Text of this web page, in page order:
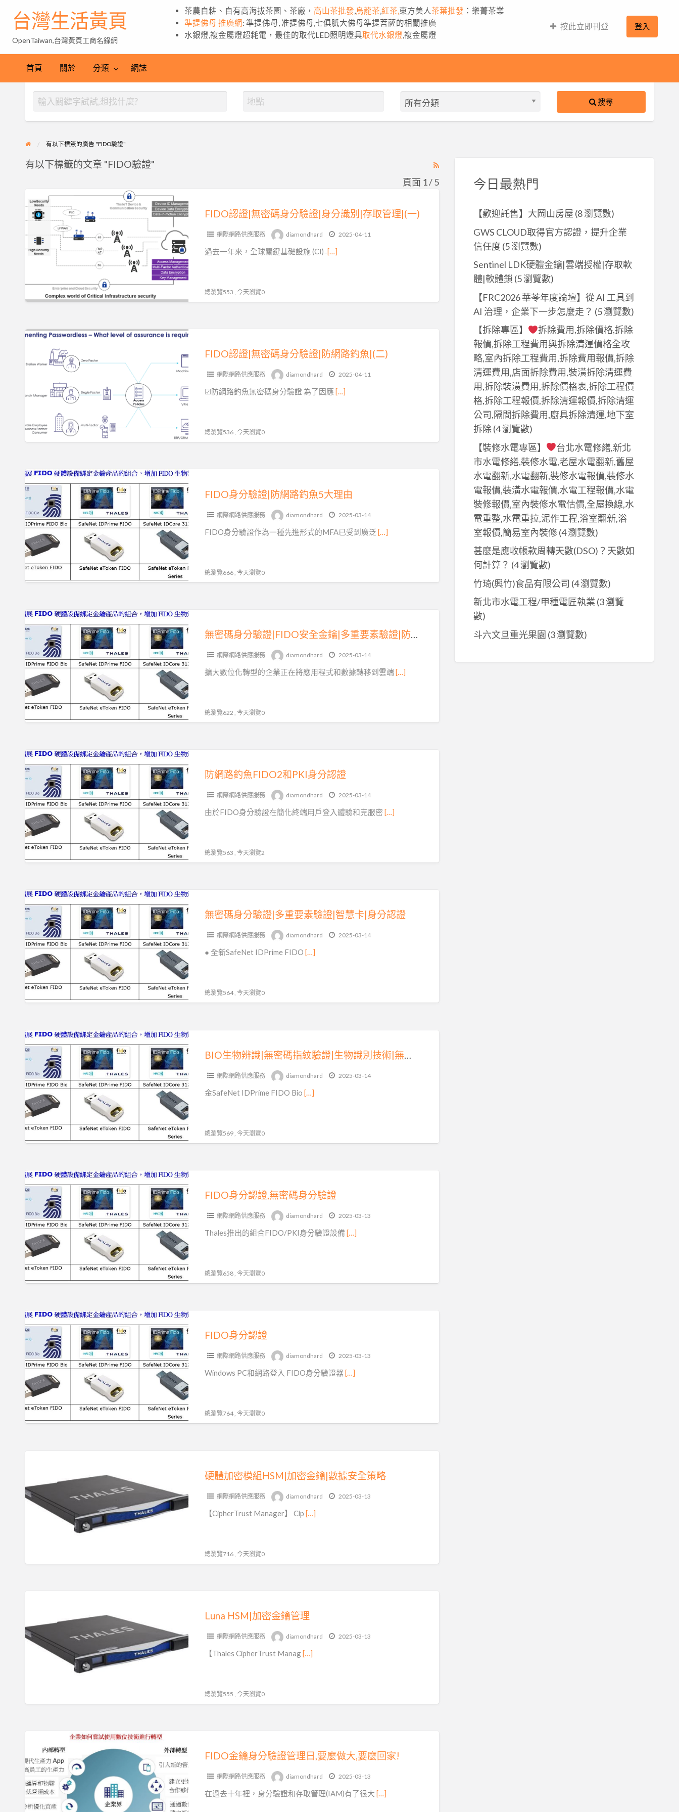
台灣生活黃頁
OpenTaiwan,台灣黃頁工商名錄網
茶農自耕、自有高海拔茶園、茶廠， 高山茶批發 烏龍茶 紅茶, 東方美人 茶葉批發 ：樂菁茶業
準提佛母 推廣網: 準提佛母, 准提佛母,七俱胝大佛母準提菩薩的相關推廣
水銀燈,複金屬燈超耗電，最佳的取代LED照明燈具取代水銀燈 ,複金屬燈
按此立即刊登 登入
首頁 關於 分類 網誌
搜尋
有以下標簽的廣告 "FIDO驗證"
RSS
Feed
有以下標籤的文章 "FIDO驗證"
頁面 1 / 5
認
證|
無
密
驗
身
取
理|
(一)
FIDO認證|無密碼身分驗證|身分識別|存取管理|(一)
網際網路供應服務 diamondhard 2025-04-11
過去一年來，全球關鍵基礎設施 (CI) ̵[…]
總瀏覽553 , 今天瀏覽0
FIDO
證|
分
驗
防
網
路
釣
魚|
(二)
FIDO認證|無密碼身分驗證|防網路釣魚|(二)
網際網路供應服務 diamondhard 2025-04-11
☑防網路釣魚無密碼身分驗證 為了因應 […]
總瀏覽536 , 今天瀏覽0
FIDO
身
分
驗
證|
防
網
路
釣
5
大
理
由
FIDO身分驗證|防網路釣魚5大理由
網際網路供應服務 diamondhard 2025-03-14
FIDO身分驗證作為一種先進形式的MFA已受到廣泛 […]
總瀏覽666 , 今天瀏覽0
無
密
碼
身
分
驗
證|FIDO
安
全
鑰|
多
重
要
素
驗
證|
防
止
路
釣
魚
無密碼身分驗證|FIDO安全金鑰|多重要素驗證|防止網路釣魚
網際網路供應服務 diamondhard 2025-03-14
擴大數位化轉型的企業正在將應用程式和數據轉移到雲端[…]
總瀏覽622 , 今天瀏覽0
防
網
路
釣
魚
FIDO2
和
PKI
身
認
證
防網路釣魚FIDO2和PKI身分認證
網際網路供應服務 diamondhard 2025-03-14
由於FIDO身分驗證在簡化終端用戶登入體驗和克服密 […]
總瀏覽563 , 今天瀏覽2
無
密
碼
身
分
驗
證|
多
重
素
驗
證|
智
慧
卡|
身
分
認
無密碼身分驗證|多重要素驗證|智慧卡|身分認證
網際網路供應服務 diamondhard 2025-03-14
● 全新SafeNet IDPrime FIDO […]
總瀏覽564 , 今天瀏覽0
BIO
生
物
辨
識|
無
密
碼
指
驗
證|
生
物
識
別
技
術|
無
碼
身
分
驗
證
BIO生物辨識|無密碼指紋驗證|生物識別技術|無密碼身分驗證
網際網路供應服務 diamondhard 2025-03-14
金SafeNet IDPrime FIDO Bio […]
總瀏覽569 , 今天瀏覽0
FIDO
身
分
認
證,
無
密
碼
身
驗
證
FIDO身分認證,無密碼身分驗證
網際網路供應服務 diamondhard 2025-03-13
Thales推出的組合FIDO/PKI身分驗證設備 […]
總瀏覽658 , 今天瀏覽0
FIDO
身
分
認
證
FIDO身分認證
網際網路供應服務 diamondhard 2025-03-13
Windows PC和網路登入 FIDO身分驗證器 […]
總瀏覽764 , 今天瀏覽0
加
密
密
安
硬體加密模組HSM|加密金鑰|數據安全策略
網際網路供應服務 diamondhard 2025-03-13
【CipherTrust Manager】 Cip […]
總瀏覽716 , 今天瀏覽0
加
密
Luna HSM|加密金鑰管理
網際網路供應服務 diamondhard 2025-03-13
【Thales CipherTrust Manag[…]
總瀏覽555 , 今天瀏覽0
鑰
身
分
驗
FIDO金鑰身分驗證管理日,要麼做大,要麼回家!
網際網路供應服務 diamondhard 2025-03-13
在過去十年裡，身分驗證和存取管理(IAM)有了很大 […]
今日最熱門
【歡迎託售】大岡山房屋 (8 瀏覽數)
GWS CLOUD取得官方認證，提升企業
信任度 (5 瀏覽數)
Sentinel LDK硬體金鑰|雲端授權|存取軟
體|軟體鎖 (5 瀏覽數)
【FRC2026 華苓年度論壇】從 AI 工具到
AI 治理，企業下一步怎麼走？ (5 瀏覽數)
【拆除專區】
拆除費用,拆除價格,拆除
報價,拆除工程費用與拆除清運價格全攻
略,室內拆除工程費用,拆除費用報價,拆除
清運費用,店面拆除費用,裝潢拆除清運費
用,拆除裝潢費用,拆除價格表,拆除工程價
格,拆除工程報價,拆除清運報價,拆除清運
公司,隔間拆除費用,廚具拆除清運,地下室
拆除(4 瀏覽數)
【裝修水電專區】
台北水電修繕,新北
市水電修繕,裝修水電,老屋水電翻新,舊屋
水電翻新,水電翻新,裝修水電報價,裝修水
電報價,裝潢水電報價,水電工程報價,水電
裝修報價,室內裝修水電估價,全屋換線,水
電重整,水電重拉,泥作工程,浴室翻新,浴
室報價,簡易室內裝修(4 瀏覽數)
甚麼是應收帳款周轉天數(DSO)？天數如
何計算？​ (4 瀏覽數)
竹琦(興竹)食品有限公司 (4 瀏覽數)
新北市水電工程/甲種電匠執業 (3 瀏覽
數)
斗六文旦重光果園 (3 瀏覽數)